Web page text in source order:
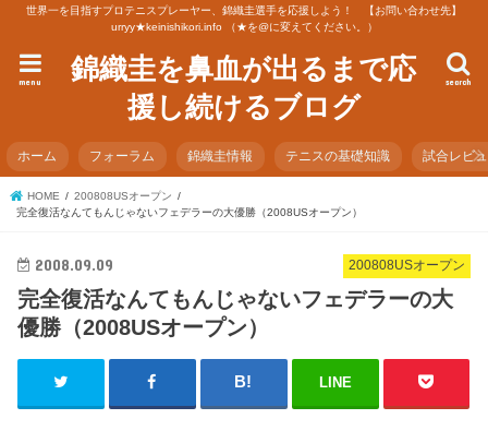
世界一を目指すプロテニスプレーヤー、錦織圭選手を応援しよう！ 【お問い合わせ先】
urryy★keinishikori.info （★を@に変えてください。）
錦織圭を鼻血が出るまで応
援し続けるブログ
search
menu
ホーム フォーラム 錦織圭情報 テニスの基礎知識 試合レビ
HOME
200808USオープン
完全復活なんてもんじゃないフェデラーの大優勝（2008USオープン）
200808USオープン
2008.09.09
完全復活なんてもんじゃないフェデラーの大
優勝（2008USオープン）
LINE